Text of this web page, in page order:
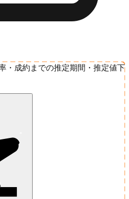
・成約までの推定期間・推定値下